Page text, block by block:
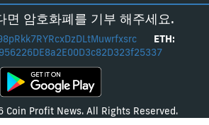
면 암호화폐를 기부 해주세요.
ETH:
Coin Profit News. All Rights Reserved.